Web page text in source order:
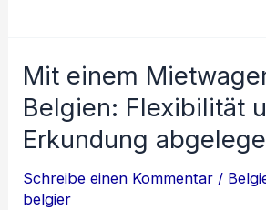
und
Sehenswürdigkeiten
Dinant
Mit einem
Belgien: Flexibilität
Erkundung
Schreibe einen Kommentar /
belgier